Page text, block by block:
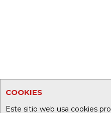
COOKIES
Este sitio web usa cookies